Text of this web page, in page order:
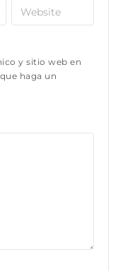
y sitio web en
haga un